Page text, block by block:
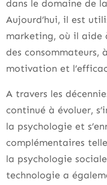
dans le domaine de
Aujourd’hui, il est
marketing, où il aide
des consommateurs,
motivation et
A travers les
continué à évoluer,
la psychologie et
complémentaires
la psychologie
technologie a